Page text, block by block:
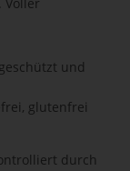
und
glutenfrei
durch